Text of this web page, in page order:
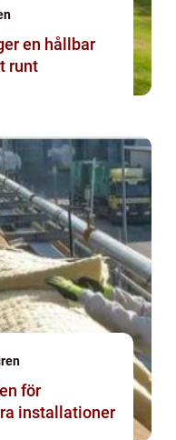
en hållbar
runt
installationer